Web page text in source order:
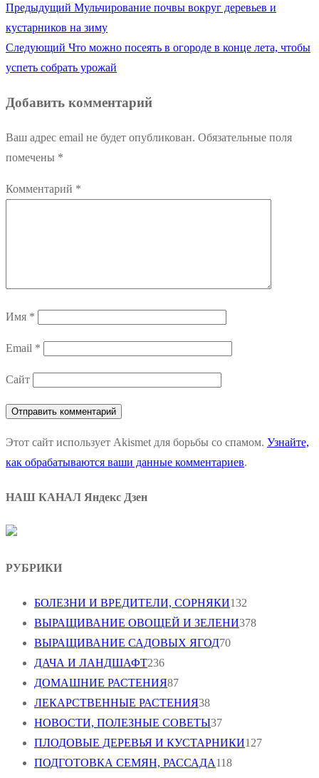
Навигация
по
записям
Предыдущий Предыдущая
запись:
Мульчирование почвы вокруг деревьев и
кустарников на зиму
Следующий Следующая
запись:
Что можно посеять в огороде в конце лета, чтобы
успеть собрать урожай
Добавить комментарий
Ваш адрес email не будет опубликован. Обязательные поля
помечены *
Комментарий *
Имя *
Email *
Сайт
Этот сайт использует Akismet для борьбы со спамом. Узнайте,
как обрабатываются ваши данные комментариев.
НАШ КАНАЛ Яндекс Дзен
РУБРИКИ
БОЛЕЗНИ И ВРЕДИТЕЛИ, СОРНЯКИ132
ВЫРАЩИВАНИЕ ОВОЩЕЙ И ЗЕЛЕНИ378
ВЫРАЩИВАНИЕ САДОВЫХ ЯГОД70
ДАЧА И ЛАНДШАФТ236
ДОМАШНИЕ РАСТЕНИЯ87
ЛЕКАРСТВЕННЫЕ РАСТЕНИЯ38
НОВОСТИ, ПОЛЕЗНЫЕ СОВЕТЫ37
ПЛОДОВЫЕ ДЕРЕВЬЯ И КУСТАРНИКИ127
ПОДГОТОВКА СЕМЯН, РАССАДА118